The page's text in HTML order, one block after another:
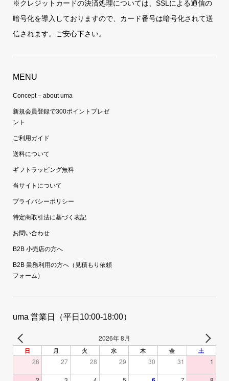
※クレジットカードの決済処理については、SSLによる通信の
暗号化を導入しておりますので、カード番号は暗号化されて送
信されます。ご安心下さい。
MENU
Concept – about uma
新規会員登録で300ポイントプレゼ
ント
ご利用ガイド
送料について
ギフトラッピング無料
当サイトについて
プライバシーポリシー
特定商取引法に基づく表記
お問い合わせ
B2B 小売店の方へ
B2B 業務利用の方へ（見積もり依頼
フォーム）
uma 営業日（平日10:00-18:00）
2026年 8月
日 月 火 水 木 金 土
26 27 28 29 30 31 1